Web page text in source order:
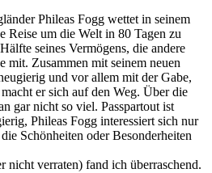
Phileas Fogg wettet in seinem
Reise um die Welt in 80 Tagen zu
seines Vermögens, die andere
mit. Zusammen mit seinem neuen
und vor allem mit der Gabe,
er sich auf den Weg. Über die
gar nicht so viel. Passpartout ist
Phileas Fogg interessiert sich nur
Schönheiten oder Besonderheiten
nicht verraten) fand ich überraschend.